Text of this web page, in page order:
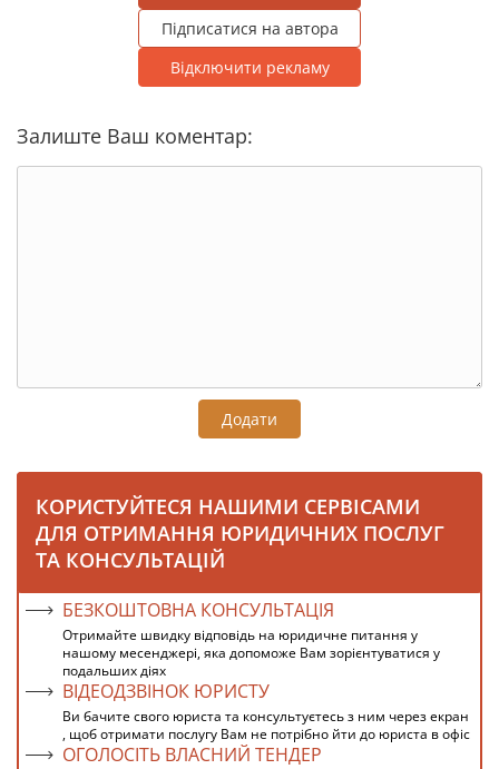
Підписатися на автора
Відключити рекламу
Залиште Ваш коментар:
Додати
КОРИСТУЙТЕСЯ НАШИМИ СЕРВІСАМИ
ДЛЯ ОТРИМАННЯ ЮРИДИЧНИХ ПОСЛУГ
ТА КОНСУЛЬТАЦІЙ
БЕЗКОШТОВНА КОНСУЛЬТАЦІЯ
Отримайте швидку відповідь на юридичне питання у
нашому месенджері, яка допоможе Вам зорієнтуватися у
подальших діях
ВІДЕОДЗВІНОК ЮРИСТУ
Ви бачите свого юриста та консультуєтесь з ним через екран
, щоб отримати послугу Вам не потрібно йти до юриста в офіс
ОГОЛОСІТЬ ВЛАСНИЙ ТЕНДЕР